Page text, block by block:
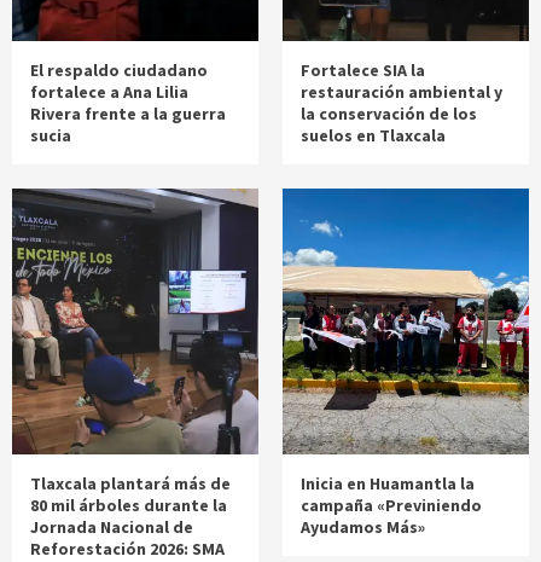
El respaldo ciudadano
fortalece a Ana Lilia
Rivera frente a la guerra
sucia
Fortalece SIA la
restauración ambiental y
la conservación de los
suelos en Tlaxcala
Tlaxcala plantará más de
80 mil árboles durante la
Jornada Nacional de
Reforestación 2026: SMA
Inicia en Huamantla la
campaña «Previniendo
Ayudamos Más»